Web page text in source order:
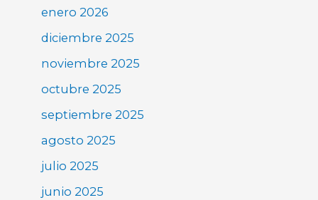
enero 2026
diciembre 2025
noviembre 2025
octubre 2025
septiembre 2025
agosto 2025
julio 2025
junio 2025